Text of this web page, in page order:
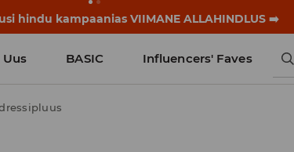
esimest koolikella. Alusta uut kooliaastat uue
Uus BASIC Influencers' Faves